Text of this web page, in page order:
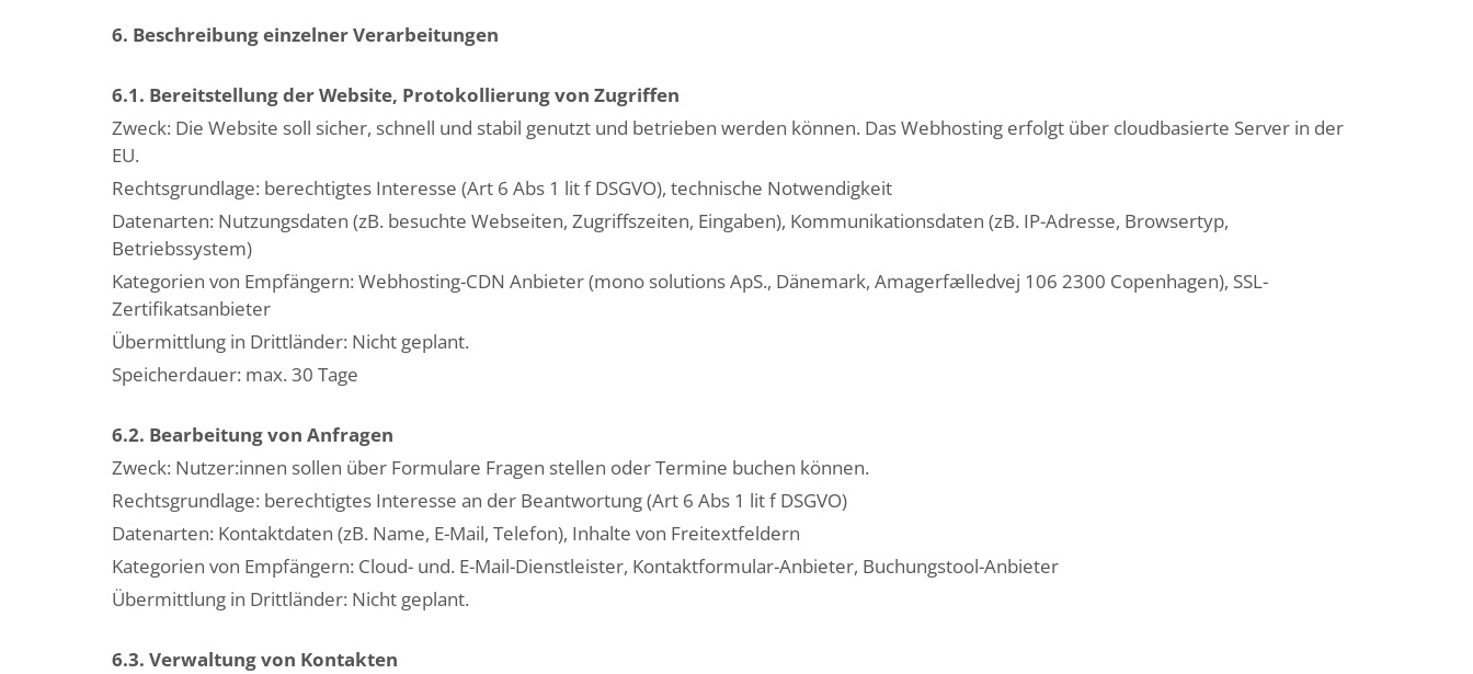
6. Beschreibung einzelner Verarbeitungen
6.1. Bereitstellung der Website, Protokollierung von Zugriffen
Zweck: Die Website soll sicher, schnell und stabil genutzt und betrieben werden können. Das Webhosting erfolgt über cloudbasierte Server in der
EU.
Rechtsgrundlage: berechtigtes Interesse (Art 6 Abs 1 lit f DSGVO), technische Notwendigkeit
Datenarten: Nutzungsdaten (zB. besuchte Webseiten, Zugriffszeiten, Eingaben), Kommunikationsdaten (zB. IP-Adresse, Browsertyp,
Betriebssystem)
Kategorien von Empfängern: Webhosting-CDN Anbieter (mono solutions ApS., Dänemark, Amagerfælledvej 106 2300 Copenhagen), SSL-
Zertifikatsanbieter
Übermittlung in Drittländer: Nicht geplant.
Speicherdauer: max. 30 Tage
6.2. Bearbeitung von Anfragen
Zweck: Nutzer:innen sollen über Formulare Fragen stellen oder Termine buchen können.
Rechtsgrundlage: berechtigtes Interesse an der Beantwortung (Art 6 Abs 1 lit f DSGVO)
Datenarten: Kontaktdaten (zB. Name, E-Mail, Telefon), Inhalte von Freitextfeldern
Kategorien von Empfängern: Cloud- und. E-Mail-Dienstleister, Kontaktformular-Anbieter, Buchungstool-Anbieter
Übermittlung in Drittländer: Nicht geplant.
6.3. Verwaltung von Kontakten